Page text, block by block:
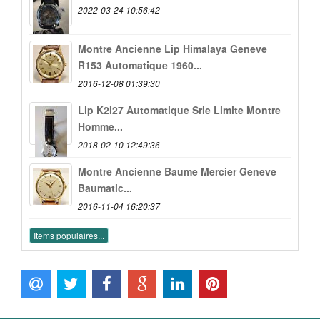
2022-03-24 10:56:42
Montre Ancienne Lip Himalaya Geneve
R153 Automatique 1960...
2016-12-08 01:39:30
Lip K2l27 Automatique Srie Limite Montre
Homme...
2018-02-10 12:49:36
Montre Ancienne Baume Mercier Geneve
Baumatic...
2016-11-04 16:20:37
Items populaires...